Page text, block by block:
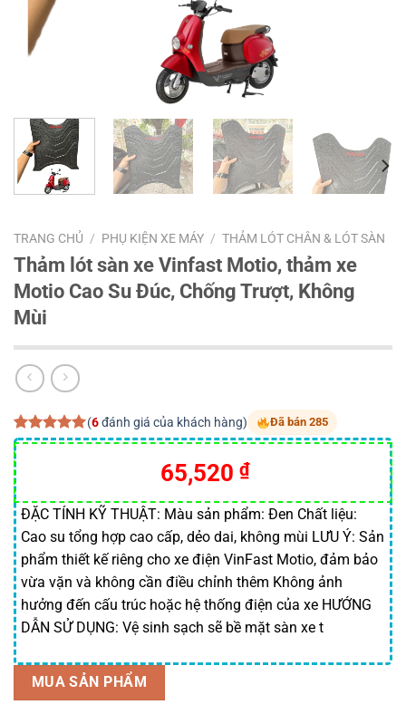
TRANG CHỦ / PHỤ KIỆN XE MÁY / THẢM LÓT CHÂN & LÓT SÀN
Thảm lót sàn xe Vinfast Motio, thảm xe
Motio Cao Su Đúc, Chống Trượt, Không
Mùi
5.00trên 5
dựa trên
6
đánh giá
(6đánh giá của khách hàng) Đã bán 285
Giá
gốc
là:
72,000 ₫.
65,520 ₫Giá
hiện
tại
là:
65,520 ₫.
ĐẶC TÍNH KỸ THUẬT: Màu sản phẩm: Đen Chất liệu:
Cao su tổng hợp cao cấp, dẻo dai, không mùi LƯU Ý: Sản
phẩm thiết kế riêng cho xe điện VinFast Motio, đảm bảo
vừa vặn và không cần điều chỉnh thêm Không ảnh
hưởng đến cấu trúc hoặc hệ thống điện của xe HƯỚNG
DẪN SỬ DỤNG: Vệ sinh sạch sẽ bề mặt sàn xe t
MUA SẢN PHẨM